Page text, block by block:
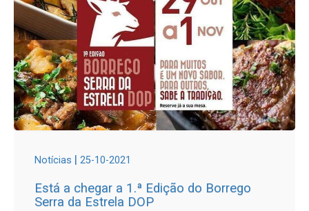
Notícias | 25-10-2021
Está a chegar a 1.ª Edição do Borrego
Serra da Estrela DOP